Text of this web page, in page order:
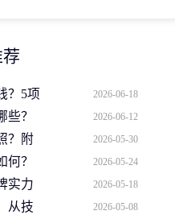
？5项
2026-06-18
？
2026-06-12
？附
2026-05-30
何？
2026-05-24
实力
2026-05-18
从技
2026-05-08